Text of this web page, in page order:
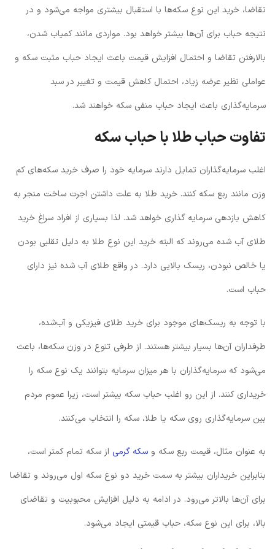
تقاضا، خرید این نوع سکه‌ها با استقبال بیشتری مواجه می‌شود و در
نتیجه حباب برای آن‌ها بیشتر خواهد بود. مواردی مانند کمیاب شدن،
بالارفتن تقاضا و احتمال افزایش قیمت‌ باعث ایجاد حباب مثبت سکه و
عواملی نظیر عرضه زیاد، احتمال کاهش قیمت و تغییر در سبد
سرمایه‌گذاری باعث ایجاد حباب منفی سکه خواهند شد.
تفاوت حباب طلا با حباب سکه
اغلب سرمایه‌گذاران تمایل دارند سرمایه خود را صرف خرید سکه‌های کم
وزن مانند ربع سکه کنند. خرید طلا به علت داشتن اجرت ساخت منجر به
کاهش بازدهی سرمایه ‌گذاری خواهد شد. لذا بسیاری از افراد سراغ خرید
طلای آب شده می‌روند که البته خرید این نوع طلا به دلیل تقلبی بودن
یا خالص نبودن، ریسک بالایی دارد. در واقع طلای آب شده نیز دارای
حباب است.
با توجه به ریسک‌های موجود برای خرید طلای فیزیکی و آب‌شده،
طرفداران آن‌ها بسیار بیشتر هستند. از طرفی تنوع در وزن‌ سکه‌ها، باعث
می‌شود که سرمایه‌گذاران با هر میزان سرمایه بتوانند یک نوع سکه را
خریداری کنند. از این رو اغلب حباب سکه بیشتر است، زیرا عموم مردم
بین سرمایه‌گذاری روی سکه یا طلا، سکه را انتخاب می‌کنند.
به عنوان مثال، قیمت‌ ربع سکه و سکه گرمی از سکه‌ تمام کمتر است،
بنابراین خریداران بیشتر به سمت خرید دو نوع سکه اول می‌روند و تقاضا
برای آن‌ها بالاتر می‌رود. در ادامه به دلیل افزایش محبوبیت و تقاضای
بالا، برای این نوع سکه، حباب قیمتی ایجاد می‌شود.